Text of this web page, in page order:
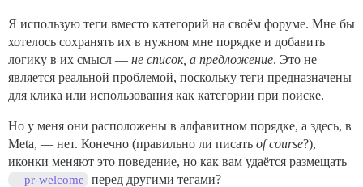
Я использую теги вместо категорий на своём форуме. Мне бы
хотелось сохранять их в нужном мне порядке и добавить
логику в их смысл — не список, а предложение. Это не
является реальной проблемой, поскольку теги предназначены
для клика или использования как категории при поиске.
Но у меня они расположены в алфавитном порядке, а здесь, в
Meta, — нет. Конечно (правильно ли писать of course?),
иконки меняют это поведение, но как вам удаётся размещать
pr-welcome перед другими тегами?